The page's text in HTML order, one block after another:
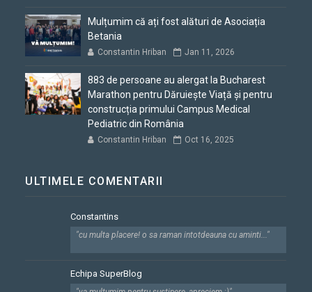
Mulțumim că ați fost alături de Asociația
Betania
Constantin Hriban Jan 11, 2026
883 de persoane au alergat la Bucharest
Marathon pentru Dăruiește Viață și pentru
construcția primului Campus Medical
Pediatric din România
Constantin Hriban Oct 16, 2025
ULTIMELE COMENTARII
Constantins
"cu multa placere! o sa raman intotdeauna cu aminti..."
Echipa SuperBlog